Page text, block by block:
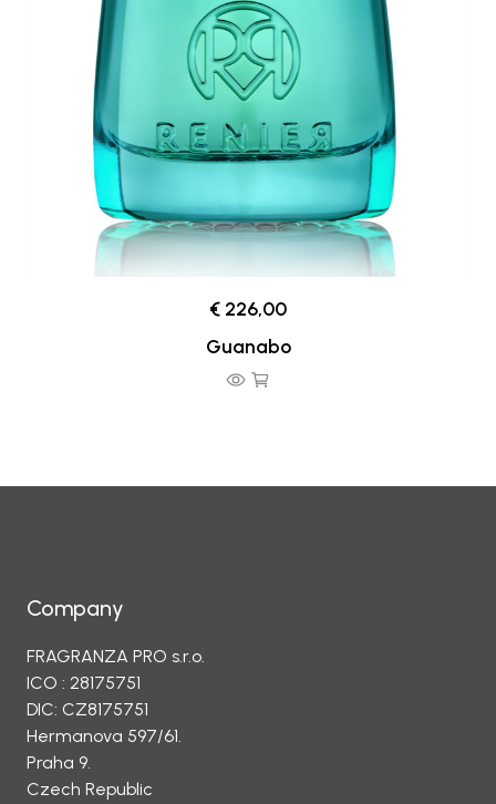
€ 226,00
Guanabo
Company
FRAGRANZA PRO s.r.o.
ICO : 28175751
DIC: CZ8175751
Hermanova 597/61.
Praha 9.
Czech Republic